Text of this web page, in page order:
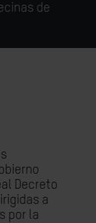
de
Decreto
a
por la